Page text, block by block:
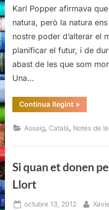
incert,
Karl Popper afirmava
natura, però la natura
nostre poder d’alterar el
planificar el futur, i de
abast de les que som
Una…
Continua llegint“Un
futur
Francesc
Raventós”
»
Assaig Català Notes de
Si quan et donen
Llort
Posted
octubre 13, 2012 By